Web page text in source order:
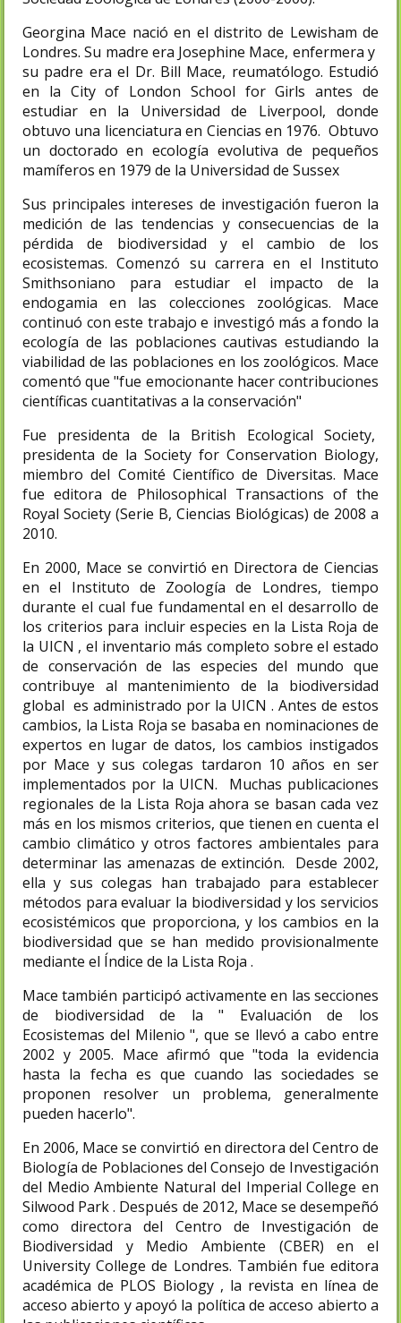
Georgina Mace nació en el distrito de Lewisham de
Londres. Su madre era Josephine Mace, enfermera y
su padre era el Dr. Bill Mace, reumatólogo. Estudió
en la City of London School for Girls antes de
estudiar en la Universidad de Liverpool, donde
obtuvo una licenciatura en Ciencias en 1976. Obtuvo
un doctorado en ecología evolutiva de pequeños
mamíferos en 1979 de la Universidad de Sussex
Sus principales intereses de investigación fueron la
medición de las tendencias y consecuencias de la
pérdida de biodiversidad y el cambio de los
ecosistemas. Comenzó su carrera en el Instituto
Smithsoniano para estudiar el impacto de la
endogamia en las colecciones zoológicas. Mace
continuó con este trabajo e investigó más a fondo la
ecología de las poblaciones cautivas estudiando la
viabilidad de las poblaciones en los zoológicos. Mace
comentó que "fue emocionante hacer contribuciones
científicas cuantitativas a la conservación"
Fue presidenta de la British Ecological Society,
presidenta de la Society for Conservation Biology,
miembro del Comité Científico de Diversitas. Mace
fue editora de Philosophical Transactions of the
Royal Society (Serie B, Ciencias Biológicas) de 2008 a
2010.
En 2000, Mace se convirtió en Directora de Ciencias
en el Instituto de Zoología de Londres, tiempo
durante el cual fue fundamental en el desarrollo de
los criterios para incluir especies en la Lista Roja de
la UICN , el inventario más completo sobre el estado
de conservación de las especies del mundo que
contribuye al mantenimiento de la biodiversidad
global es administrado por la UICN . Antes de estos
cambios, la Lista Roja se basaba en nominaciones de
expertos en lugar de datos, los cambios instigados
por Mace y sus colegas tardaron 10 años en ser
implementados por la UICN. Muchas publicaciones
regionales de la Lista Roja ahora se basan cada vez
más en los mismos criterios, que tienen en cuenta el
cambio climático y otros factores ambientales para
determinar las amenazas de extinción. Desde 2002,
ella y sus colegas han trabajado para establecer
métodos para evaluar la biodiversidad y los servicios
ecosistémicos que proporciona, y los cambios en la
biodiversidad que se han medido provisionalmente
mediante el Índice de la Lista Roja .
Mace también participó activamente en las secciones
de biodiversidad de la " Evaluación de los
Ecosistemas del Milenio ", que se llevó a cabo entre
2002 y 2005. Mace afirmó que "toda la evidencia
hasta la fecha es que cuando las sociedades se
proponen resolver un problema, generalmente
pueden hacerlo".
En 2006, Mace se convirtió en directora del Centro de
Biología de Poblaciones del Consejo de Investigación
del Medio Ambiente Natural del Imperial College en
Silwood Park . Después de 2012, Mace se desempeñó
como directora del Centro de Investigación de
Biodiversidad y Medio Ambiente (CBER) en el
University College de Londres. También fue editora
académica de PLOS Biology , la revista en línea de
acceso abierto y apoyó la política de acceso abierto a